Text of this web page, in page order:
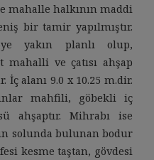
mahalle halkının maddi
bir tamir yapılmıştır.
yakın planlı olup,
mahalli ve çatısı ahşap
alanı 9.0 x 10.25 m.dir.
mahfili, göbekli iç
ahşaptır. Mihrabı ise
solunda bulunan bodur
kesme taştan, gövdesi